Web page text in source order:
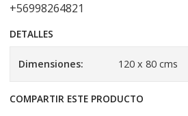
+56998264821
DETALLES
Dimensiones: 120 x 80 cms
COMPARTIR ESTE PRODUCTO